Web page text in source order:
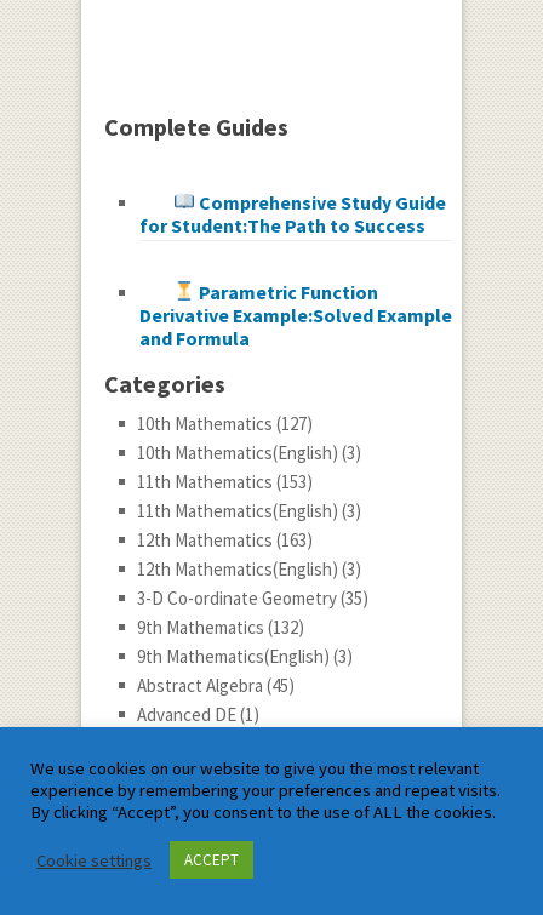
Complete Guides
Comprehensive Study Guide
for Student:The Path to Success
Parametric Function
Derivative Example:Solved Example
and Formula
Categories
10th Mathematics (127)
10th Mathematics(English) (3)
11th Mathematics (153)
11th Mathematics(English) (3)
12th Mathematics (163)
12th Mathematics(English) (3)
3-D Co-ordinate Geometry(35)
9th Mathematics (132)
9th Mathematics(English) (3)
Abstract Algebra (45)
Advanced DE(1)
Award(9)
Biographies(6)
Career(71)
We use cookies on our website to give you the most relevant
experience by remembering your preferences and repeat visits.
By clicking “Accept”, you consent to the use of ALL the cookies.
Cookie settings ACCEPT